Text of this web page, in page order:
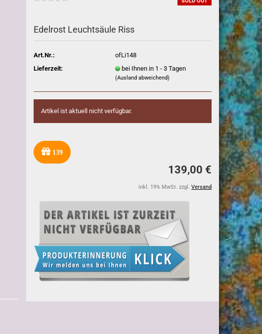
Edelrost Leuchtsäule Riss
Art.Nr.:
ofLi148
Lieferzeit:
bei Ihnen in 1 - 3 Tagen
(Ausland abweichend)
Artikel ist aktuell nicht verfügbar.
139
139,00 €
inkl. 19% MwSt. zzgl. Versand